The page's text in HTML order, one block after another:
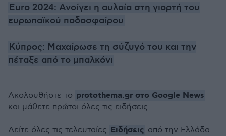
Euro 2024: Ανοίγει η αυλαία στη γιορτή του
ευρωπαϊκού ποδοσφαίρου
Κύπρος: Μαχαίρωσε τη σύζυγό του και την
πέταξε από το μπαλκόνι
Ακολουθήστε το protothema.gr στο Google News
και μάθετε πρώτοι όλες τις ειδήσεις
Δείτε όλες τις τελευταίες Ειδήσεις από την Ελλάδα